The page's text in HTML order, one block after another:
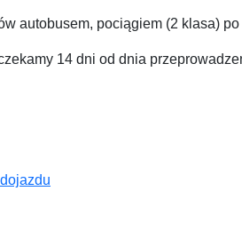
autobusem, pociągiem (2 klasa)
14 dni od dnia